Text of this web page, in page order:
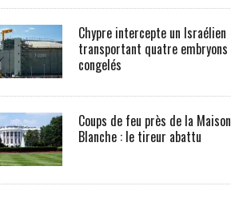
Chypre intercepte un Israélien
transportant quatre embryons
congelés
Coups de feu près de la Maison
Blanche : le tireur abattu